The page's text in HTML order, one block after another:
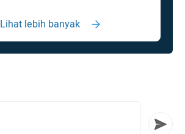
Lihat lebih banyak